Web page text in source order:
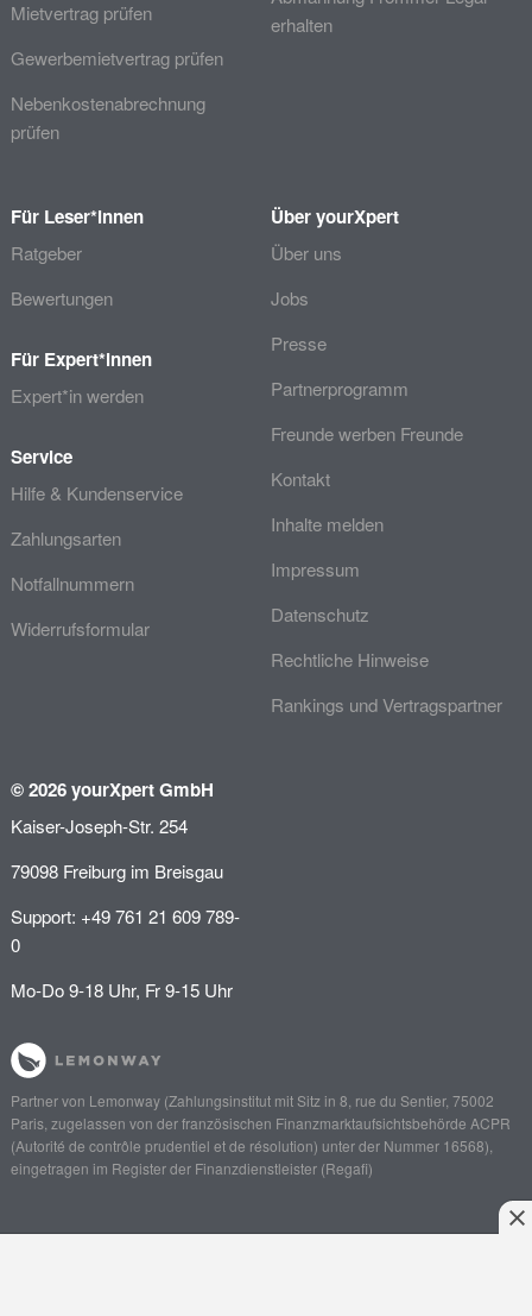
Mietvertrag prüfen
Gewerbemietvertrag prüfen
Nebenkostenabrechnung
prüfen
erhalten
Für Leser*innen
Ratgeber
Bewertungen
Für Expert*innen
Expert*in werden
Service
Hilfe & Kundenservice
Zahlungsarten
Notfallnummern
Widerrufsformular
Über yourXpert
Über uns
Jobs
Presse
Partnerprogramm
Freunde werben Freunde
Kontakt
Inhalte melden
Impressum
Datenschutz
Rechtliche Hinweise
Rankings und Vertragspartner
© 2026 yourXpert GmbH
Kaiser-Joseph-Str. 254
79098 Freiburg im Breisgau
Support: +49 761 21 609 789-
0
Mo-Do 9-18 Uhr, Fr 9-15 Uhr
Partner von Lemonway(Zahlungsinstitut mit Sitz in 8, rue du Sentier, 75002
Paris, zugelassen von der französischen Finanzmarktaufsichtsbehörde ACPR
(Autorité de contrôle prudentiel et de résolution) unter der Nummer 16568),
eingetragen im Register der Finanzdienstleister (Regafi)